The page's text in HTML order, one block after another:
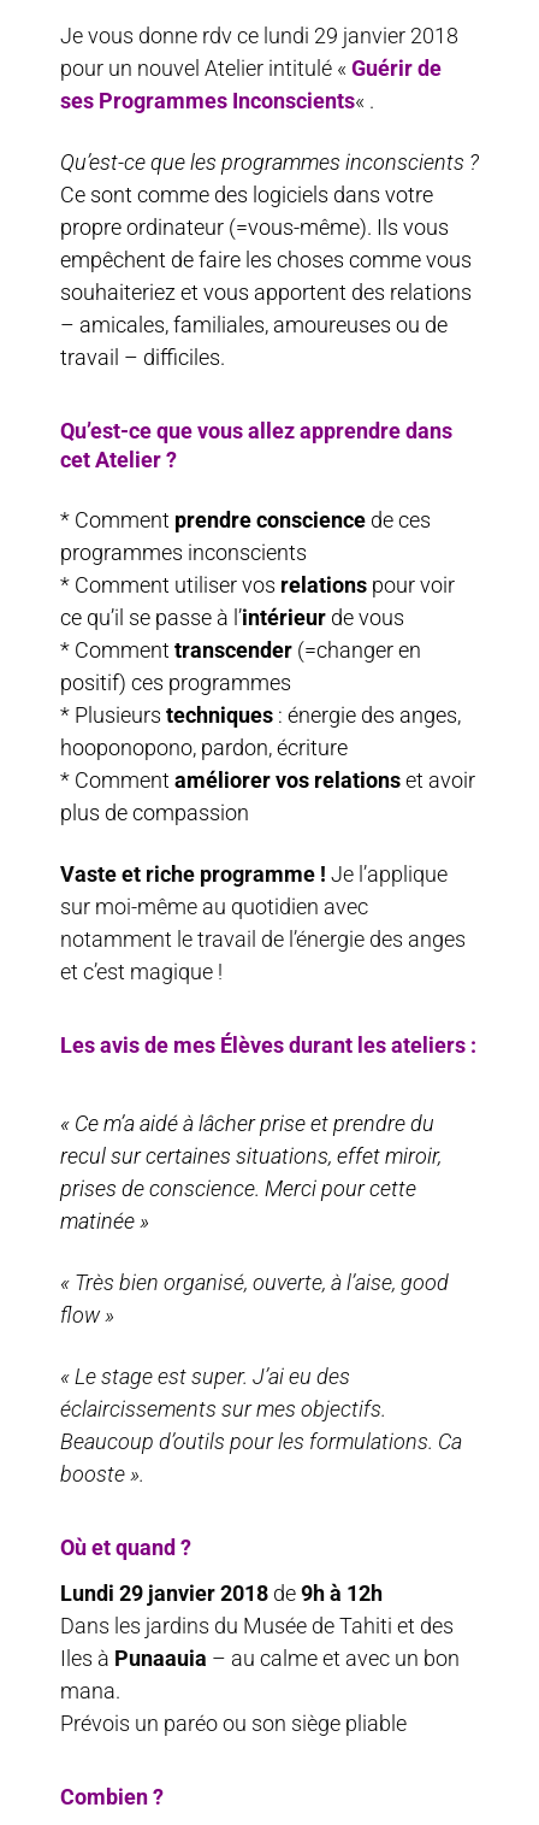
Je vous donne rdv ce lundi 29 janvier 2018
pour un nouvel Atelier intitulé « Guérir de
ses Programmes Inconscients« .
Qu’est-ce que les programmes inconscients ?
Ce sont comme des logiciels dans votre
propre ordinateur (=vous-même). Ils vous
empêchent de faire les choses comme vous
souhaiteriez et vous apportent des relations
– amicales, familiales, amoureuses ou de
travail – difficiles.
Qu’est-ce que vous allez apprendre dans
cet Atelier ?
* Comment prendre conscience de ces
programmes inconscients
* Comment utiliser vos relations pour voir
ce qu’il se passe à l’intérieur de vous
* Comment transcender (=changer en
positif) ces programmes
* Plusieurs techniques : énergie des anges,
hooponopono, pardon, écriture
* Comment améliorer vos relationset avoir
plus de compassion
Vaste et riche programme ! Je l’applique
sur moi-même au quotidien avec
notamment le travail de l’énergie des anges
et c’est magique !
Les avis de mes Élèves durant les ateliers :
« Ce m’a aidé à lâcher prise et prendre du
recul sur certaines situations, effet miroir,
prises de conscience. Merci pour cette
matinée »
« Très bien organisé, ouverte, à l’aise, good
flow »
« Le stage est super. J’ai eu des
éclaircissements sur mes objectifs.
Beaucoup d’outils pour les formulations. Ca
booste ».
Où et quand ?
Lundi 29 janvier 2018 de9h à 12h
Dans les jardins du Musée de Tahiti et des
Iles à Punaauia – au calme et avec un bon
mana.
Prévois un paréo ou son siège pliable
Combien ?